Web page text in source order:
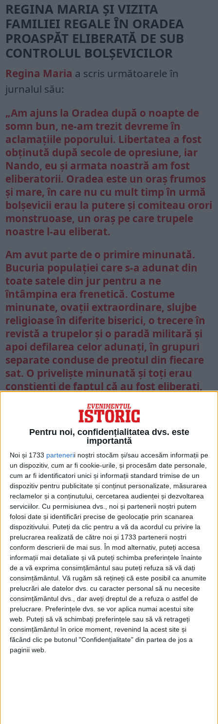
Pentru noi, confidențialitatea dvs. este
importantă
Noi și 1733 partenerii noștri stocăm și/sau accesăm informații pe
un dispozitiv, cum ar fi cookie-urile, și procesăm date personale,
cum ar fi identificatori unici și informații standard trimise de un
dispozitiv pentru publicitate și conținut personalizate, măsurarea
reclamelor și a conținutului, cercetarea audienței și dezvoltarea
serviciilor. Cu permisiunea dvs., noi și partenerii noștri putem
folosi date și identificări precise de geolocație prin scanarea
dispozitivului. Puteți da clic pentru a vă da acordul cu privire la
prelucrarea realizată de către noi și 1733 partenerii noștri
conform descrierii de mai sus. În mod alternativ, puteți accesa
informații mai detaliate și vă puteți schimba preferințele înainte
de a vă exprima consimțământul sau puteți refuza să vă dați
consimțământul. Vă rugăm să rețineți că este posibil ca anumite
prelucrări ale datelor dvs. cu caracter personal să nu necesite
consimțământul dvs., dar aveți dreptul de a refuza o astfel de
prelucrare. Preferințele dvs. se vor aplica numai acestui site
web. Puteți să vă schimbați preferințele sau să vă retrageți
consimțământul în orice moment, revenind la acest site și
făcând clic pe butonul "Confidențialitate" din partea de jos a
paginii web.
REGINA MARIA ȘI VIZITA
FAMILIEI REGALE ÎN ORADEA
PROASPĂT ELIBERATĂ DE SUB
CONTROLUL BOLȘEVICILOR
Regina Maria a scris următoarele în
jurnalul său:
„Am ajuns la Oradea după o noapte de
somn bun, ne-am trezit devreme în
aclamațiile poporului. Libertatea a fost
obținută după secole de opresiune, iar
Nando, eu și armata noastră am fost
eliberatorii. Oradea este un oraș frumos
și mare, în care nu cu mult timp în urmă
bolșevicii erau la putere și comiteau orori
monstruoase, un oraș pe care trupele
noastre l-au eliberat.
Am avut parte de o primire minunată.
Bucuria populației care s-a adunat din
toate satele din jur pentru a ne
întâmpina era frenetică. Costume
minunate, ovații extraordinare, slujbe
religioase în diferite biserici, o trecere în
revistă a trupelor și o paradă militară și
apoi defilarea celor adunați, în grupuri
separate conduse de preotul din fiecare
sat. O priveliște minunată și toți erau
conștienți de faptul că au fost eliberați,
ochi s-au umplut de lacrimi. Am purtat
un costum național românesc.
Regimentul meu a fost și el prezent, s-a
comportat admirabil.
A urmat un mare dejun militar care a
durat două ore și jumătate. Aceasta este
singura tortură, aceste mese lungi. M-
am dus la palatul episcopal, unde am
primit mai întâi văduvele și orfanii